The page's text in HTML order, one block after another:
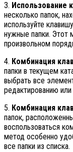
3. Использование
несколько папок,
используйте
нужные папки. Этот
произвольном
4. Комбинация
папки в текущем
выбрать все
редактированию
5. Комбинация
папок,
воспользоваться
метод особенно
все папки из списка.